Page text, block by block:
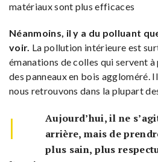
matériaux sont plus efficaces
Néanmoins, il y a du polluant
voir. La pollution intérieure est
émanations de colles qui servent
des panneaux en bois aggloméré.
nous retrouvons dans la plupart
|
Aujourd’hui, il ne
arrière, mais de
plus sain, plus